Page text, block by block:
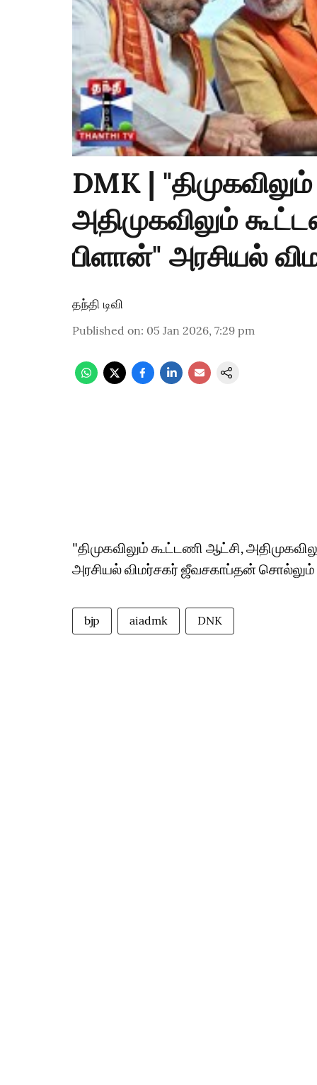
DMK |
அதிமுகவிலும்
பிளான்" அரசியல்
தந்தி டிவி
Published on: 05 Jan 2026, 7:29 pm
"திமுகவிலும் கூட்டணி ஆட்சி,
அரசியல் விமர்சகர் ஜீவசகாப்தன்
bjp aiadmk DNK